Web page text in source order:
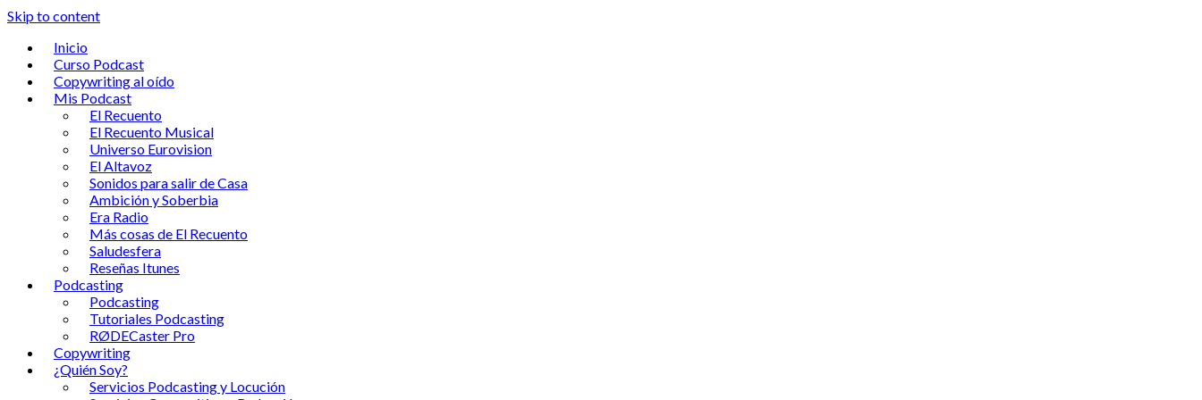
Skip to content
Inicio
Curso Podcast
Copywriting al oído
Mis Podcast
El Recuento
El Recuento Musical
Universo Eurovision
El Altavoz
Sonidos para salir de Casa
Ambición y Soberbia
Era Radio
Más cosas de El Recuento
Saludesfera
Reseñas Itunes
Podcasting
Podcasting
Tutoriales Podcasting
RØDECaster Pro
Copywriting
¿Quién Soy?
Servicios Podcasting y Locución